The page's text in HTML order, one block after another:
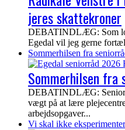
jeres skattekroner
DEBATINDLÆG: Som
Egedal vil jeg gerne
Sommerhilsen fra
Sommerhilsen fra
DEBATINDLÆG:
vægt på at lære
arbejdsopgaver...
Vi skal ikke